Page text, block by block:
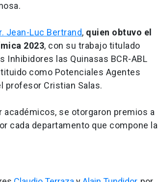
Jean-Luc Bertrand, quien obtuvo el
2023, con su trabajo titulado
Inhibidores las Quinasas BCR-ABL
como Potenciales Agentes
profesor Cristian Salas.
se otorgaron premios a
cada departamento que compone la